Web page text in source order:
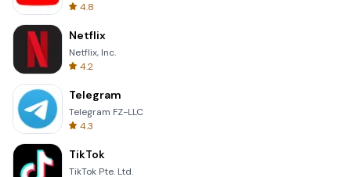
4.8
Netflix
Netflix, Inc.
4.2
Telegram
Telegram FZ-LLC
4.3
TikTok
TikTok Pte. Ltd.